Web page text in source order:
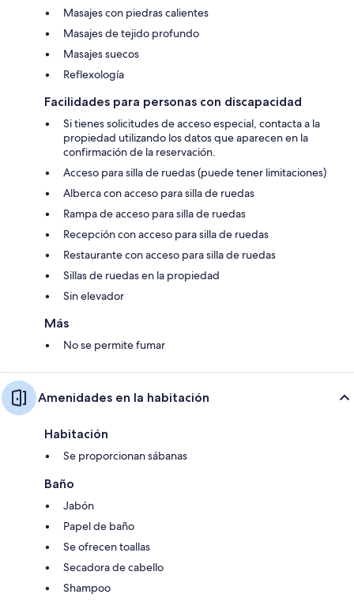
Masajes con piedras calientes
Masajes de tejido profundo
Masajes suecos
Reflexología
Facilidades para personas con discapacidad
Si tienes solicitudes de acceso especial, contacta a la
propiedad utilizando los datos que aparecen en la
confirmación de la reservación.
Acceso para silla de ruedas (puede tener limitaciones)
Alberca con acceso para silla de ruedas
Rampa de acceso para silla de ruedas
Recepción con acceso para silla de ruedas
Restaurante con acceso para silla de ruedas
Sillas de ruedas en la propiedad
Sin elevador
Más
No se permite fumar
Amenidades en la habitación
Habitación
Se proporcionan sábanas
Baño
Jabón
Papel de baño
Se ofrecen toallas
Secadora de cabello
Shampoo